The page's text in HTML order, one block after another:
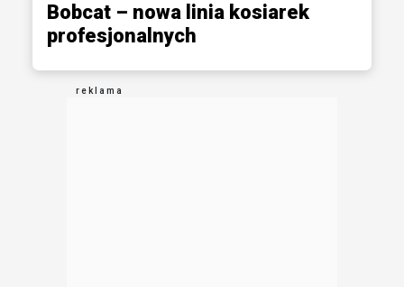
Bobcat – nowa linia kosiarek
profesjonalnych